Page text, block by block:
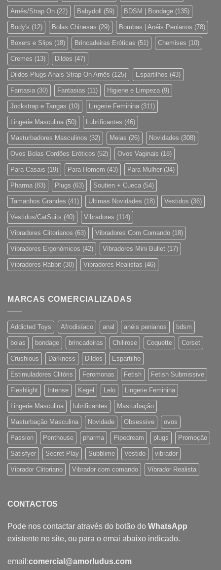
Arnês/Strap On (22) Babydoll (59) BDSM | Bondage (135)
Body's (12) Bolas Chinesas (29) Bombas | Anéis Penianos (78)
Boxers e Slips (18) Brincadeiras Eróticas (51) Chemises (10)
Cremes (13) Dildos (47)
Dildos Plugs Anais Strap-On Arnês (125) Espartilhos (43)
Fantasia (30) Fantasias (11) Higiene e Limpeza (9)
Jockstrap e Tangas (10) Lingerie Feminina (311)
Lingerie Masculina (50) Lubrificantes (46)
Masturbadores Masculinos (32) Meias (26) Novidades (308)
Ovos Bolas Cordões Eróticos (52) Ovos Vaginais (18)
Para Casais (19) Para Homem (43) Para Mulher (34)
Pharma (83) Plugs (63) Soutien + Cueca (54)
Tamanhos Grandes (41) Ultimas Novidades (18) Vestidos (36)
Vestidos/CatSuits (40) Vibradores (114)
Vibradores Clitorianos (63) Vibradores Com Comando (18)
Vibradores Ergonómicos (42) Vibradores Mini Bullet (17)
Vibradores Rabbit (30) Vibradores Realistas (46)
MARCAS COMERCIALIZADAS
Addicted Toys Afrodisíaco anal anéis penianos bdsm
bolas bondage brincadeiras Chilirose Coquette Corset
Crushious Darkness Dildos Espartilho
Estimuladores Clitóris Feromonas Fetish Fetish Submissive
Fleshlight Intense Kegel Lelo Lingerie Feminina
Lingerie Masculina lubrificantes Masturbação
Masturbação Masculina Novidade Obsessive ovos
Passion Penthouse pharma Pipedream plugs Promoção
Satisfyer Secret Play Subblime Vestido vibrador
Vibrador Clitoriano Vibrador com comando Vibrador Realista
CONTACTOS
Pode nos contactar através do botão do WhatsApp
existente no site, ou para o emai abaixo indicado.
email:comercial@amorludus.com